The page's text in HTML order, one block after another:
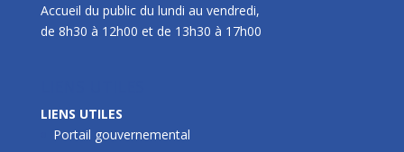
Accueil du public du lundi au vendredi,
de 8h30 à 12h00 et de 13h30 à 17h00
LIENS UTILES
Portail gouvernemental